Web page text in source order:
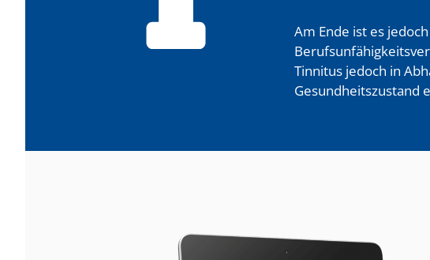
Am Ende ist es
Tinnitus jedoch in
Gesundheitszustand